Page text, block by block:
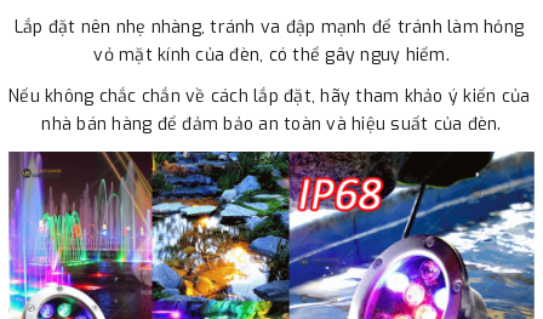
Lắp đặt nên nhẹ nhàng, tránh va đập mạnh để tránh làm hỏng
vỏ mặt kính của đèn, có thể gây nguy hiểm.
Nếu không chắc chắn về cách lắp đặt, hãy tham khảo ý kiến của
nhà bán hàng để đảm bảo an toàn và hiệu suất của đèn.